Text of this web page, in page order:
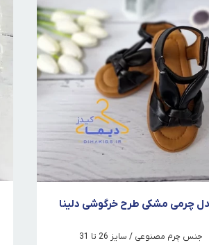
چرمی مشکی طرح خرگوشی دلینا
جنس چرم مصنوعی / سایز 26 تا 31